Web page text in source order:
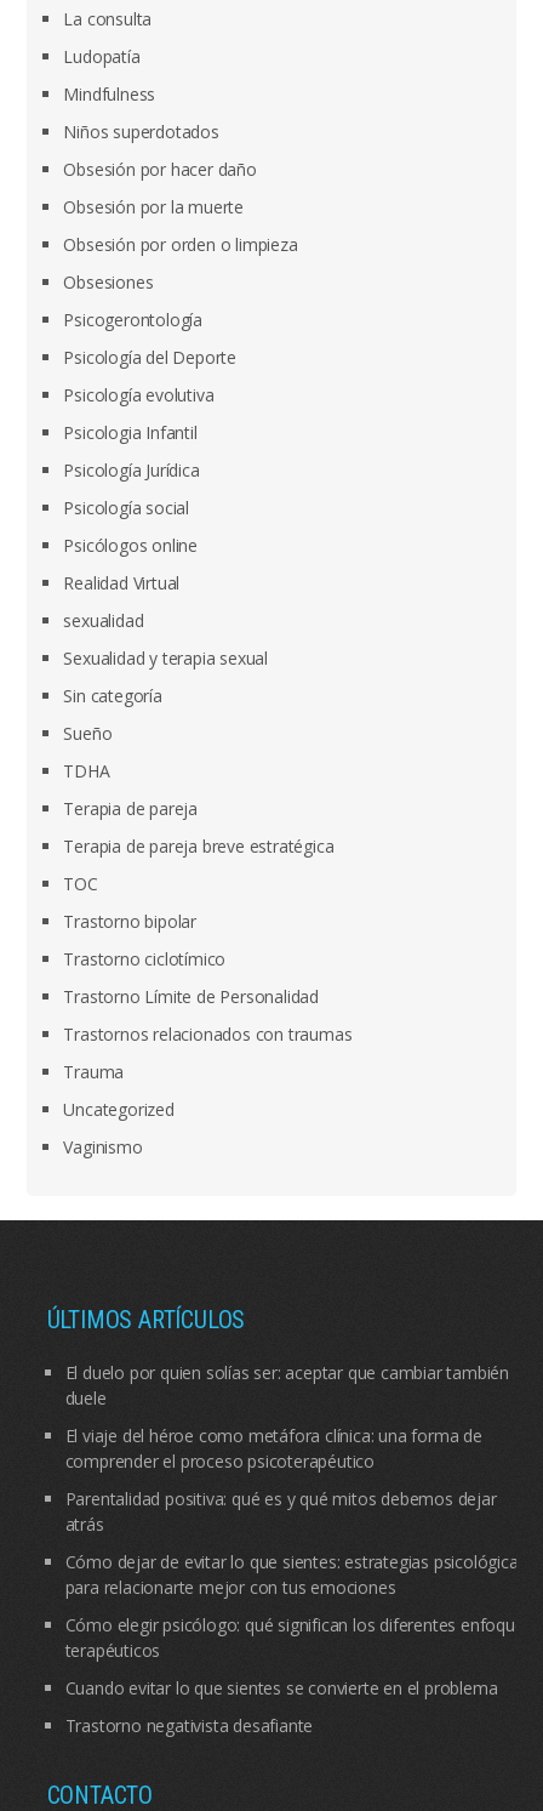
La consulta
Ludopatía
Mindfulness
Niños superdotados
Obsesión por hacer daño
Obsesión por la muerte
Obsesión por orden o limpieza
Obsesiones
Psicogerontología
Psicología del Deporte
Psicología evolutiva
Psicologia Infantil
Psicología Jurídica
Psicología social
Psicólogos online
Realidad Virtual
sexualidad
Sexualidad y terapia sexual
Sin categoría
Sueño
TDHA
Terapia de pareja
Terapia de pareja breve estratégica
TOC
Trastorno bipolar
Trastorno ciclotímico
Trastorno Límite de Personalidad
Trastornos relacionados con traumas
Trauma
Uncategorized
Vaginismo
ÚLTIMOS ARTÍCULOS
El duelo por quien solías ser: aceptar que cambiar también
duele
El viaje del héroe como metáfora clínica: una forma de
comprender el proceso psicoterapéutico
Parentalidad positiva: qué es y qué mitos debemos dejar
atrás
Cómo dejar de evitar lo que sientes: estrategias psicológicas
para relacionarte mejor con tus emociones
Cómo elegir psicólogo: qué significan los diferentes enfoques
terapéuticos
Cuando evitar lo que sientes se convierte en el problema
Trastorno negativista desafiante
CONTACTO